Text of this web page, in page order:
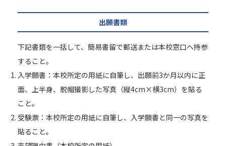
出願書類
下記書類を一括して、簡易書留で郵送または本校窓口へ持参
すること。
入学願書：本校所定の用紙に自筆し、出願前3か月以内に正
面、上半身、脱帽撮影した写真（縦4cm×横3cm）を貼る
こと。
受験票：本校所定の用紙に自筆し、入学願書と同一の写真を
貼ること。